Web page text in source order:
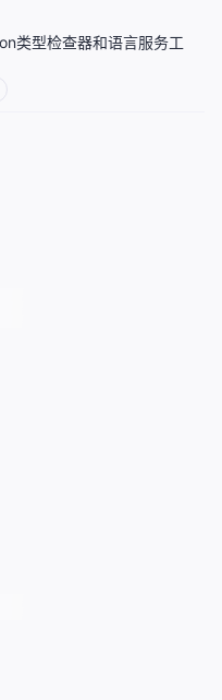
类型检查器和语言服务工